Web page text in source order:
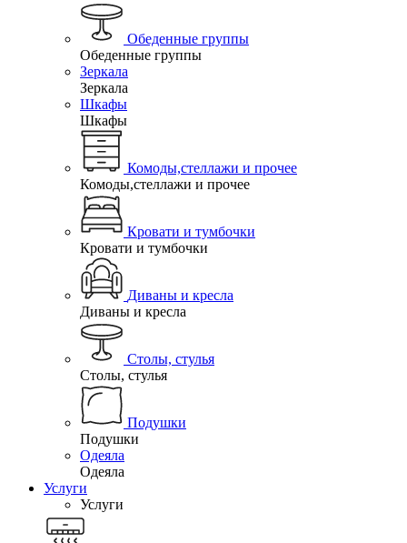
Обеденные группы
Обеденные группы
Зеркала
Зеркала
Шкафы
Шкафы
Комоды,стеллажи и прочее
Комоды,стеллажи и прочее
Кровати и тумбочки
Кровати и тумбочки
Диваны и кресла
Диваны и кресла
Столы, стулья
Столы, стулья
Подушки
Подушки
Одеяла
Одеяла
Услуги
Услуги